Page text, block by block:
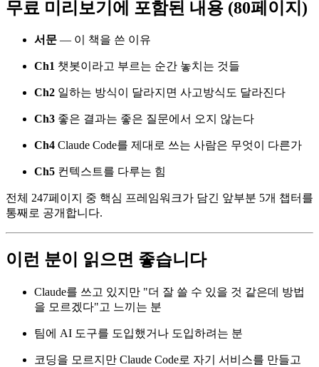
무료 미리보기에 포함된 내용 (80페이지)
서문 — 이 책을 쓴 이유
Ch1 챗봇이라고 부르는 순간 놓치는 것들
Ch2 일하는 방식이 달라지면 사고방식도 달라진다
Ch3 좋은 결과는 좋은 질문에서 오지 않는다
Ch4 Claude Code를 제대로 쓰는 사람은 무엇이 다른가
Ch5 컨텍스트를 다루는 힘
전체 247페이지 중 핵심 프레임워크가 담긴 앞부분 5개 챕터를
통째로 공개합니다.
이런 분이 읽으면 좋습니다
Claude를 쓰고 있지만 "더 잘 쓸 수 있을 것 같은데 방법
을 모르겠다"고 느끼는 분
팀에 AI 도구를 도입했거나 도입하려는 분
코딩을 모르지만 Claude Code로 자기 서비스를 만들고